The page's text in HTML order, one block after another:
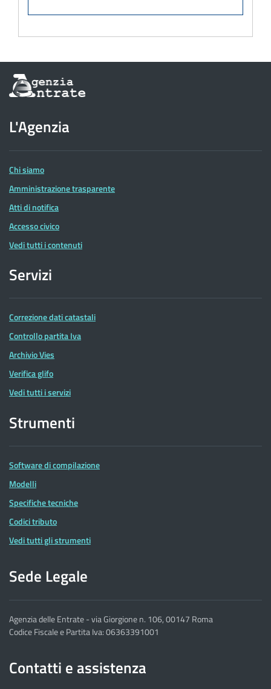
Informazioni
sul
dell'Agenzia
delle
Entrate
L'Agenzia
Chi siamo
Amministrazione trasparente
Atti di notifica
Accesso civico
Vedi tutti i contenuti
Servizi
Correzione dati catastali
Controllo partita Iva
Archivio Vies
Verifica glifo
Vedi tutti i servizi
Strumenti
Software di compilazione
Modelli
Specifiche tecniche
Codici tributo
Vedi tutti gli strumenti
Sede Legale
Agenzia delle Entrate - via Giorgione n. 106, 00147 Roma
Codice Fiscale e Partita Iva: 06363391001
Contatti e assistenza